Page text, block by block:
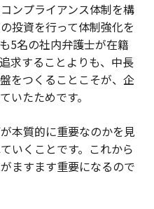
ンプライアンス体制を構
投資を行って体制強化を
5名の社内弁護士が在籍
求することよりも、中長
をつくることこそが、企
いたためです。
本質的に重要なのかを見
いくことです。これから
ますます重要になるので